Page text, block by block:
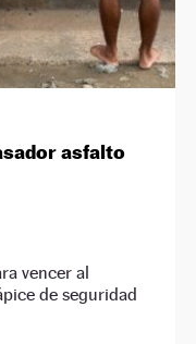
asfalto
vencer al
de seguridad